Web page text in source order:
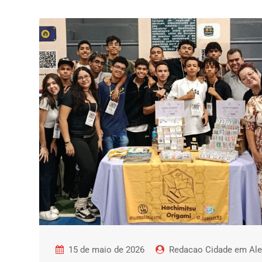
15 de maio de 2026 Redacao Cidade em